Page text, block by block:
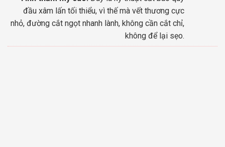
đầu xâm lấn tối thiểu, vì thế mà vết thương cực
nhỏ, đường cắt ngọt nhanh lành, không cần cắt chỉ,
không để lại sẹo.